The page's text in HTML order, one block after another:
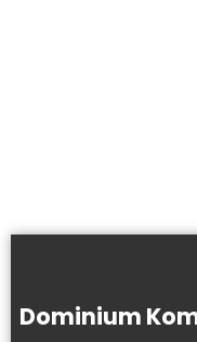
Dominium